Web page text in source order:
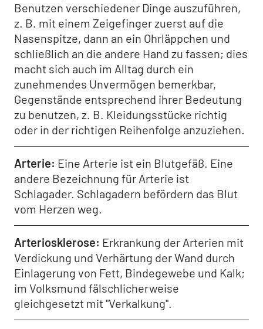
Benutzen verschiedener Dinge auszuführen,
z. B. mit einem Zeigefinger zuerst auf die
Nasenspitze, dann an ein Ohrläppchen und
schließlich an die andere Hand zu fassen; dies
macht sich auch im Alltag durch ein
zunehmendes Unvermögen bemerkbar,
Gegenstände entsprechend ihrer Bedeutung
zu benutzen, z. B. Kleidungsstücke richtig
oder in der richtigen Reihenfolge anzuziehen.
Arterie Eine Arterie ist ein Blutgefäß. Eine
andere Bezeichnung für Arterie ist
Schlagader. Schlagadern befördern das Blut
vom Herzen weg.
Arteriosklerose Erkrankung der Arterien mit
Verdickung und Verhärtung der Wand durch
Einlagerung von Fett, Bindegewebe und Kalk;
im Volksmund fälschlicherweise
gleichgesetzt mit "Verkalkung".